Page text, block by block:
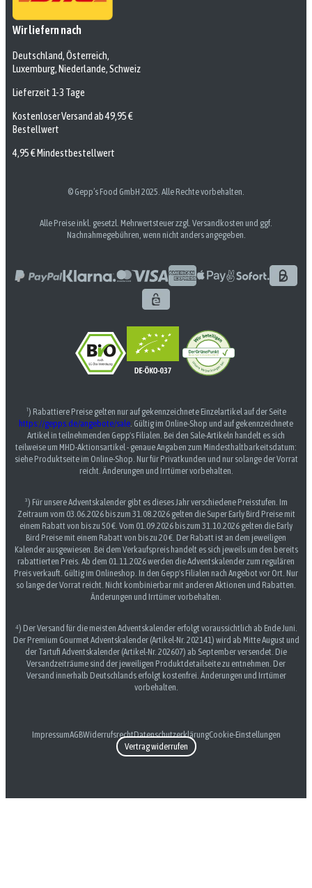
Wir liefern nach
Deutschland, Österreich,
Luxemburg, Niederlande, Schweiz
Lieferzeit 1-3 Tage
Kostenloser Versand ab 49,95 €
Bestellwert
4,95 € Mindestbestellwert
© Gepp’s Food GmbH 2025. Alle Rechte vorbehalten.
Alle Preise inkl. gesetzl. Mehrwertsteuer zzgl. Versandkosten und ggf.
Nachnahmegebühren, wenn nicht anders angegeben.
¹) Rabattiere Preise gelten nur auf gekennzeichnete Einzelartikel auf der Seite
https://gepps.de/angebote/sale . Gültig im Online-Shop und auf gekennzeichnete
Artikel in teilnehmenden Gepp's Filialen. Bei den Sale-Artikeln handelt es sich
teilweise um MHD-Aktionsartikel - genaue Angaben zum Mindesthaltbarkeitsdatum:
siehe Produktseite im Online-Shop. Nur für Privatkunden und nur solange der Vorrat
reicht. Änderungen und Irrtümer vorbehalten.
³) Für unsere Adventskalender gibt es dieses Jahr verschiedene Preisstufen. Im
Zeitraum vom 03.06.2026 bis zum 31.08.2026 gelten die Super Early Bird Preise mit
einem Rabatt von bis zu 50 €. Vom 01.09.2026 bis zum 31.10.2026 gelten die Early
Bird Preise mit einem Rabatt von bis zu 20 €. Der Rabatt ist an dem jeweiligen
Kalender ausgewiesen. Bei dem Verkaufspreis handelt es sich jeweils um den bereits
rabattierten Preis. Ab dem 01.11.2026 werden die Adventskalender zum regulären
Preis verkauft. Gültig im Onlineshop. In den Gepp's Filialen nach Angebot vor Ort. Nur
so lange der Vorrat reicht. Nicht kombinierbar mit anderen Aktionen und Rabatten.
Änderungen und Irrtümer vorbehalten.
⁴) Der Versand für die meisten Adventskalender erfolgt voraussichtlich ab Ende Juni.
Der Premium Gourmet Adventskalender (Artikel-Nr. 202141) wird ab Mitte August und
der Tartufi Adventskalender (Artikel-Nr. 202607) ab September versendet. Die
Versandzeiträume sind der jeweiligen Produktdetailseite zu entnehmen. Der
Versand innerhalb Deutschlands erfolgt kostenfrei. Änderungen und Irrtümer
vorbehalten.
ImpressumAGBWiderrufsrechtDatenschutzerklärungCookie-Einstellungen
Vertrag widerrufen